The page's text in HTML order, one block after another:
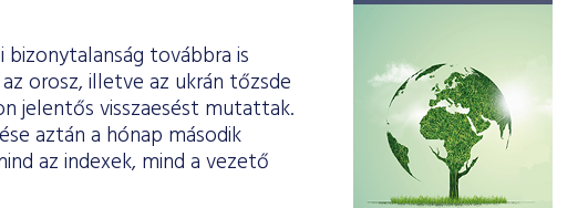
továbbra is
orosz, illetve az ukrán tőzsde
jelentős visszaesést mutattak.
aztán a hónap második
az indexek, mind a vezető